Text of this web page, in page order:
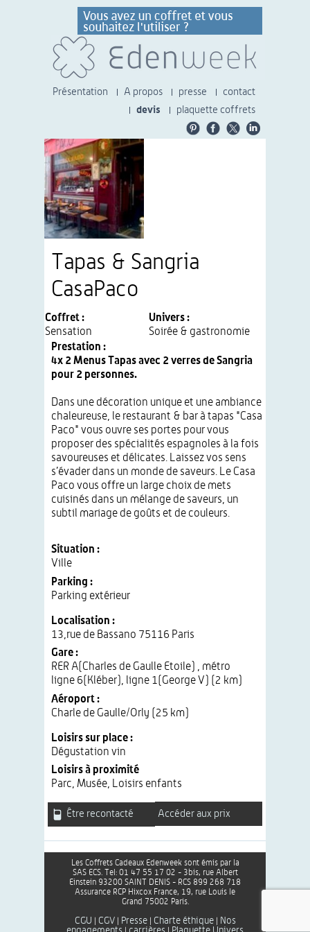
Présentation A propos presse
contact
devis
plaquette coffrets
Tapas & Sangria
CasaPaco
Coffret :
Sensation
Univers :
Soirée & gastronomie
Situation :
Ville
Parking :
Parking extérieur
Localisation :
13,rue de Bassano 75116 Paris
Gare :
RER A(Charles de Gaulle Etoile) , métro
ligne 6(Kléber), ligne 1(George V) (2 km)
Aéroport :
Charle de Gaulle/Orly (25 km)
Loisirs sur place :
Dégustation vin
Loisirs à proximité
Parc, Musée, Loisirs enfants
Prestation :
4x 2 Menus Tapas avec 2 verres de Sangria
pour 2 personnes.
Dans une décoration unique et une ambiance
chaleureuse, le restaurant & bar à tapas "Casa
Paco" vous ouvre ses portes pour vous
proposer des spécialités espagnoles à la fois
savoureuses et délicates. Laissez vos sens
s’évader dans un monde de saveurs. Le Casa
Paco vous offre un large choix de mets
cuisinés dans un mélange de saveurs, un
subtil mariage de goûts et de couleurs.
Être recontacté Accéder aux prix
Les Coffrets Cadeaux Edenweek sont émis par la
SAS ECS. Tel: 01 47 55 17 02 - 3bis, rue Albert
Einstein 93200 SAINT DENIS - RCS 899 268 718
Assurance RCP Hixcox France, 19, rue Louis le
Grand 75002 Paris.
CGU CGV| Presse| Charte éthique|
Nos